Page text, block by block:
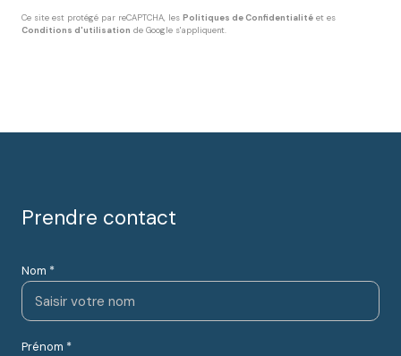
Ce site est protégé par reCAPTCHA, les Politiques de Confidentialité et es
Conditions d'utilisation de Google s'appliquent.
Prendre contact
Nom *
Prénom *